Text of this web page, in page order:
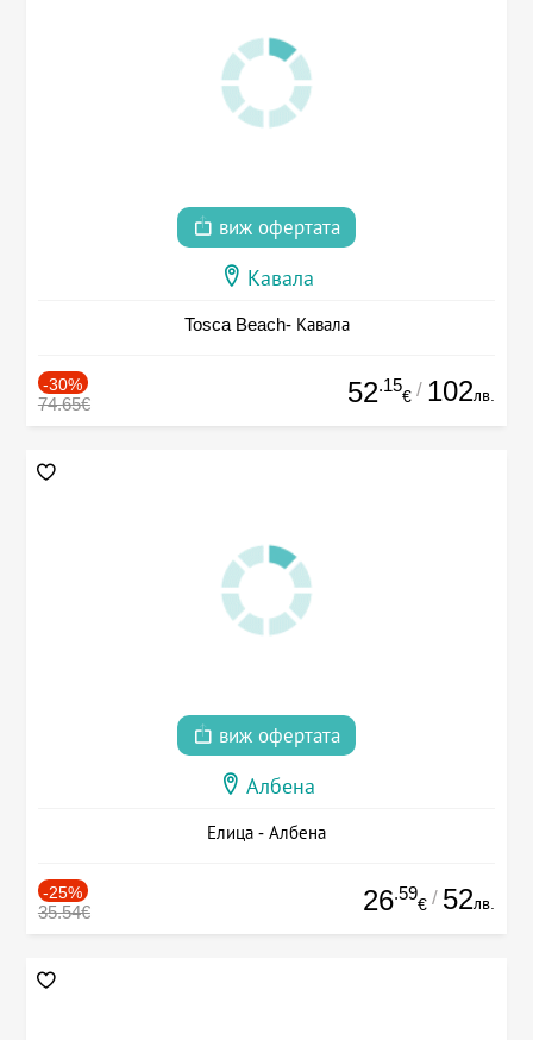
виж офертата
Кавала
Tosca Beach- Кавала
-30%
74.65€ 52.15
€ / 102лв.
виж офертата
Албена
Елица - Албена
-25%
35.54€ 26.59
€ / 52лв.